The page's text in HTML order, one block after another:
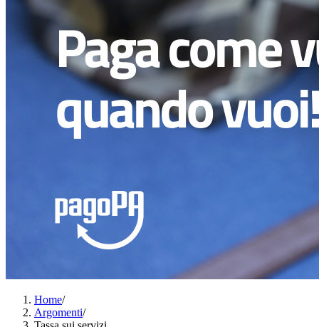
Home/
Argomenti/